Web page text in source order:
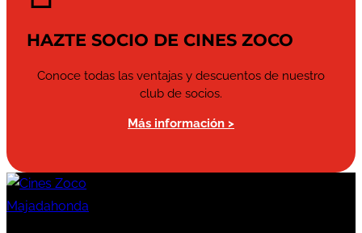
HAZTE SOCIO DE CINES ZOCO
Conoce todas las ventajas y descuentos de nuestro
club de socios.
Más información >